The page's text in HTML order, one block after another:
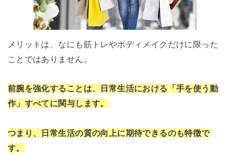
メリットは、なにも筋トレやボディメイクだけに限った
ことではありません。
前腕を強化することは、日常生活における「手を使う動
作」すべてに関与します。
つまり、日常生活の質の向上に期待できるのも特徴で
す。